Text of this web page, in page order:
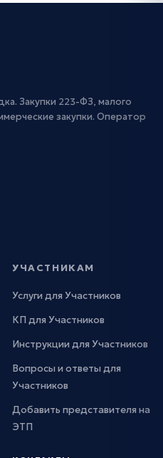
Закупки 223-ФЗ, малого
закупки. Оператор
УЧАСТНИКАМ
Услуги для Участников
КП для Участников
Инструкции для Участников
Вопросы и ответы для
Участников
Добавить представителя на
ЭТП